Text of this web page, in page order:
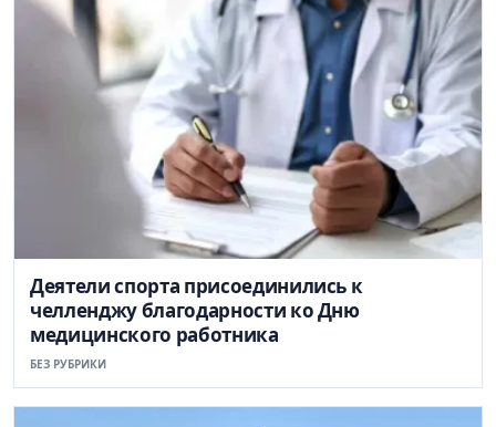
Деятели спорта присоединились к
челленджу благодарности ко Дню
медицинского работника
БЕЗ РУБРИКИ